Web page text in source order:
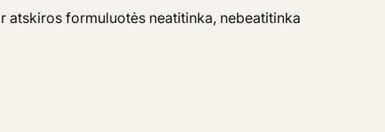
atskiros formuluotės neatitinka, nebeatitinka